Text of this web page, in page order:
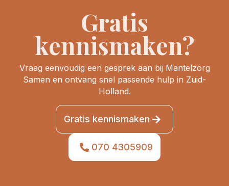
Gratis
kennismaken?
Vraag eenvoudig een gesprek aan bij Mantelzorg
Samen en ontvang snel passende hulp in Zuid-
Holland.
Gratis kennismaken
070 4305909